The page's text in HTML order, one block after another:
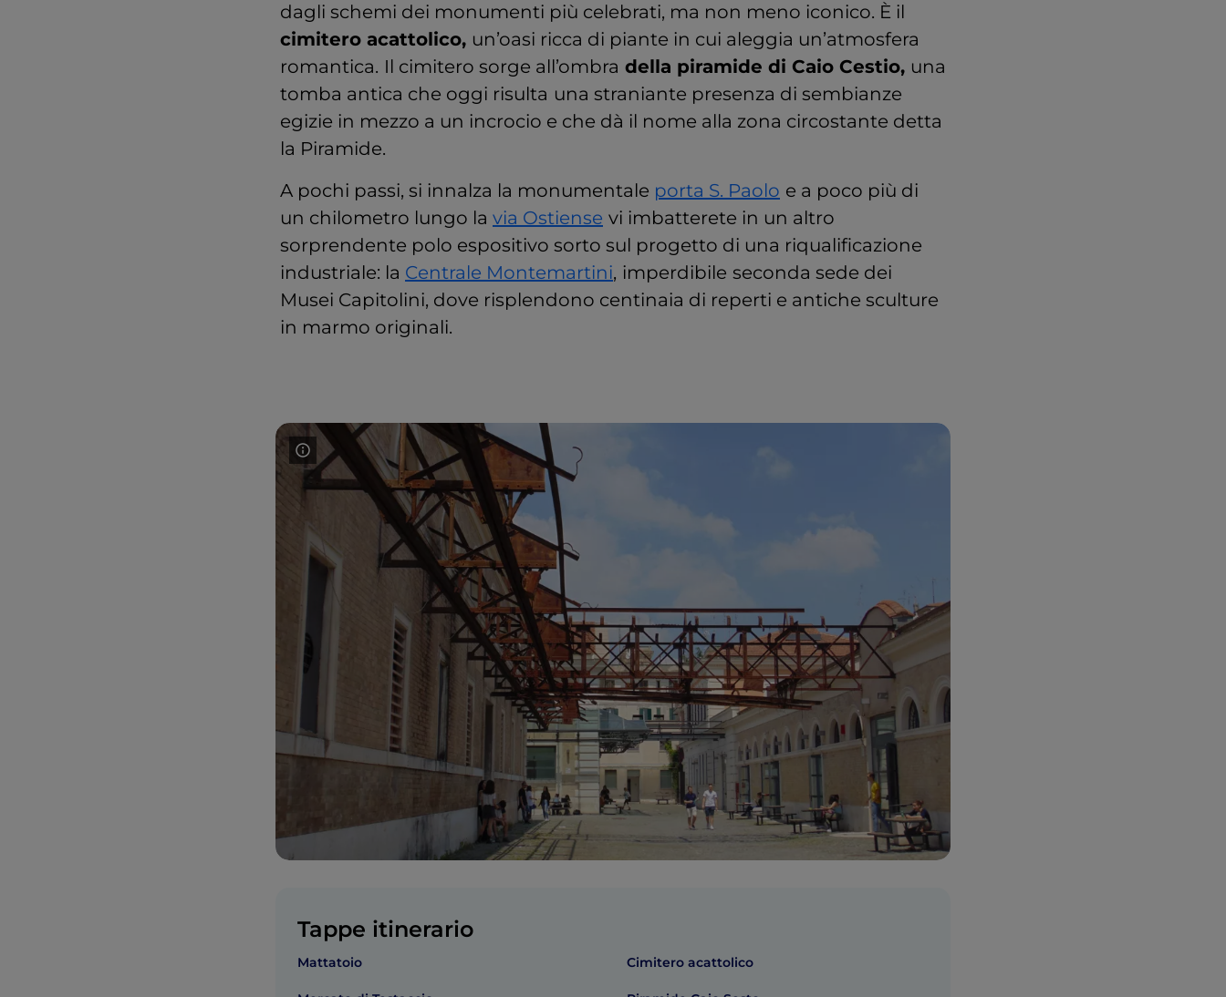
dagli schemi dei monumenti più celebrati, ma non meno iconico. È il
cimitero acattolico, un’oasi ricca di piante in cui aleggia un’atmosfera
romantica. Il cimitero sorge all’ombra della piramide di Caio Cestio, una
tomba antica che oggi risulta una straniante presenza di sembianze
egizie in mezzo a un incrocio e che dà il nome alla zona circostante detta
la Piramide.
A pochi passi, si innalza la monumentale porta S. Paolo e a poco più di
un chilometro lungo la via Ostiense vi imbatterete in un altro
sorprendente polo espositivo sorto sul progetto di una riqualificazione
industriale: la Centrale Montemartini, imperdibile seconda sede dei
Musei Capitolini, dove risplendono centinaia di reperti e antiche sculture
in marmo originali.
Tappe itinerario
Mattatoio Cimitero acattolico